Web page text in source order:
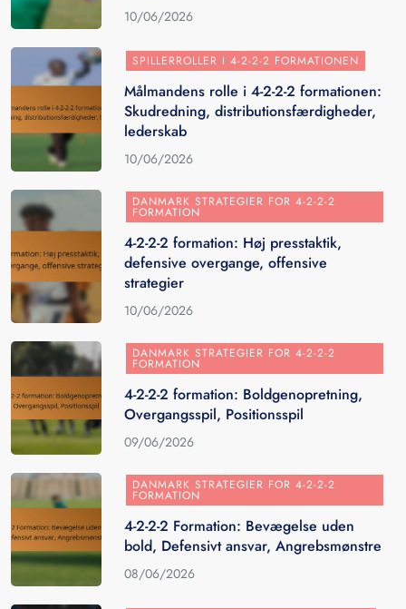
10/06/2026
SPILLERROLLER I 4-2-2-2 FORMATIONEN
Målmandens rolle i 4-2-2-2 formationen:
Skudredning, distributionsfærdigheder,
lederskab
10/06/2026
DANMARK STRATEGIER FOR 4-2-2-2
FORMATION
4-2-2-2 formation: Høj presstaktik,
defensive overgange, offensive
strategier
10/06/2026
DANMARK STRATEGIER FOR 4-2-2-2
FORMATION
4-2-2-2 formation: Boldgenopretning,
Overgangsspil, Positionsspil
09/06/2026
DANMARK STRATEGIER FOR 4-2-2-2
FORMATION
4-2-2-2 Formation: Bevægelse uden
bold, Defensivt ansvar, Angrebsmønstre
08/06/2026